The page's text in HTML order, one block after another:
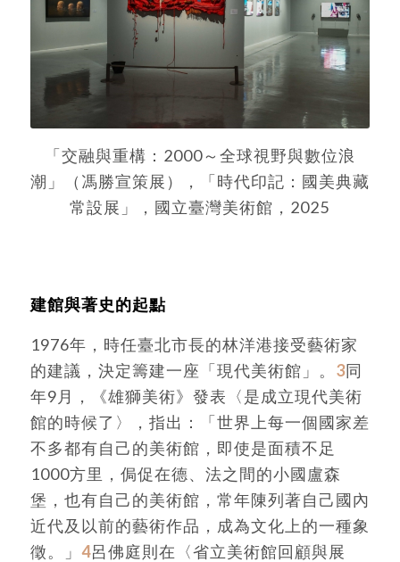
「交融與重構：2000～全球視野與數位浪
潮」（馮勝宣策展），「時代印記：國美典藏
常設展」，國立臺灣美術館，2025
建館與著史的起點
1976年，時任臺北市長的林洋港接受藝術家
的建議，決定籌建一座「現代美術館」。 3同
年9月，《雄獅美術》發表〈是成立現代美術
館的時候了〉，指出：「世界上每一個國家差
不多都有自己的美術館，即使是面積不足
1000方里，侷促在德、法之間的小國盧森
堡，也有自己的美術館，常年陳列著自己國內
近代及以前的藝術作品，成為文化上的一種象
徵。」 4呂佛庭則在〈省立美術館回顧與展